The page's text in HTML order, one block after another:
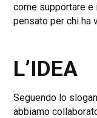
come supportare
pensato per chi ha
L’IDEA
Seguendo lo
abbiamo